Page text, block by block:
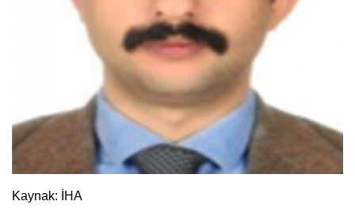
Kaynak: İHA